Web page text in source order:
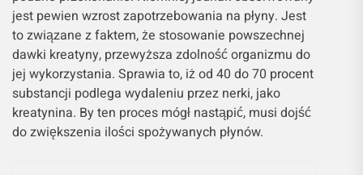
jest pewien wzrost zapotrzebowania na płyny. Jest
to związane z faktem, że stosowanie powszechnej
dawki kreatyny, przewyższa zdolność organizmu do
jej wykorzystania. Sprawia to, iż od 40 do 70 procent
substancji podlega wydaleniu przez nerki, jako
kreatynina. By ten proces mógł nastąpić, musi dojść
do zwiększenia ilości spożywanych płynów.